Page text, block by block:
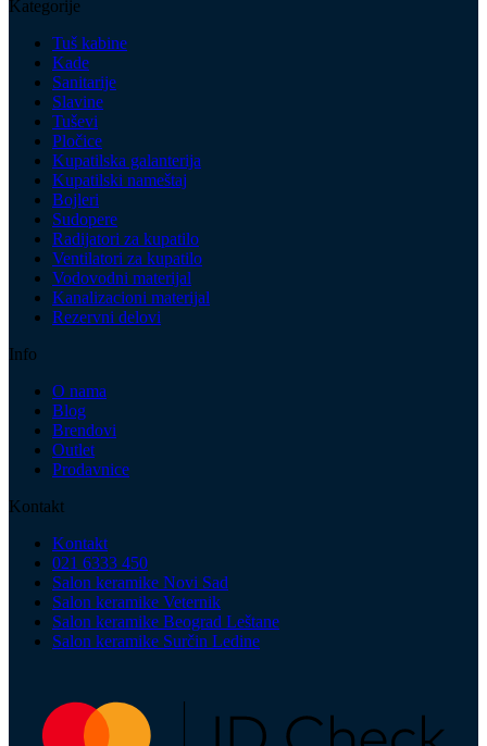
Kategorije
Tuš kabine
Kade
Sanitarije
Slavine
Tuševi
Pločice
Kupatilska galanterija
Kupatilski nameštaj
Bojleri
Sudopere
Radijatori za kupatilo
Ventilatori za kupatilo
Vodovodni materijal
Kanalizacioni materijal
Rezervni delovi
Info
O nama
Blog
Brendovi
Outlet
Prodavnice
Kontakt
Kontakt
021 6333 450
Salon keramike Novi Sad
Salon keramike Veternik
Salon keramike Beograd Leštane
Salon keramike Surčin Ledine